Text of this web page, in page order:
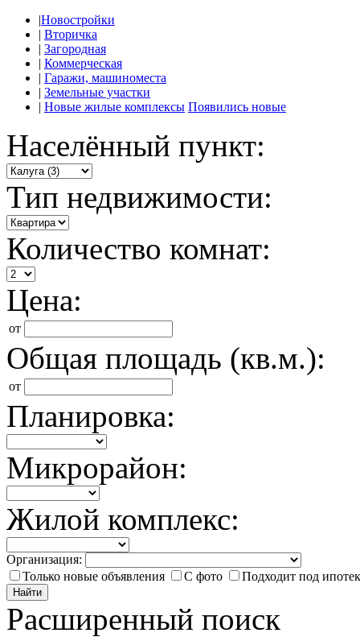
|Новостройки
| Вторичка
| Загородная
| Коммерческая
| Гаражи, машиноместа
| Земельные участки
| Новые жилые комплексы Появились новые
Населённый пункт:
Тип недвижимости:
Количество комнат:
Цена:
от
Общая площадь (кв.м.):
от
Планировка:
Микрорайон:
Жилой комплекс:
Организация:
Только новые объявления
С фото Подходит под
Найти
Расширенный поиск